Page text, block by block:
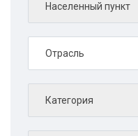
Населенный пункт
Отрасль
Категория